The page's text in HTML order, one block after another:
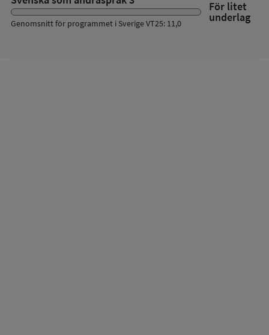
För litet
underlag
Genomsnitt för programmet i Sverige VT25: 11,0